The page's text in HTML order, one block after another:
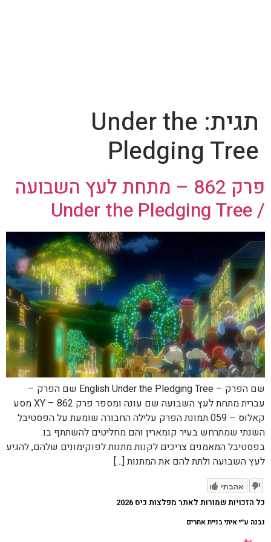
תגית: Under the
Pledging Tree
פרק 862 – מתחת לעץ השבועה
/ Under the Pledging Tree
שם הפרק – English Under the Pledging Tree שם הפרק –
עברית מתחת לעץ השבועה שם עונה ומספר פרק XY – 862 מסע
קאלוס – 059 תמונת הפרק עלילה החבורה שומעת על הפסטיבל
השנתי שמתרחש בעיר קומארין והם מחליטים להשתתף בו.
בפסטיבל המאמנים צריכים לקנות מתנות לפוקימונים שלהם, להגיע
לעץ השבועה ולתת להם את המתנות […]
אהבתי
כל הזכויות שמורות לאתר מפלצות כיס 2026
נבנה ע״י איתי בניית אתרים